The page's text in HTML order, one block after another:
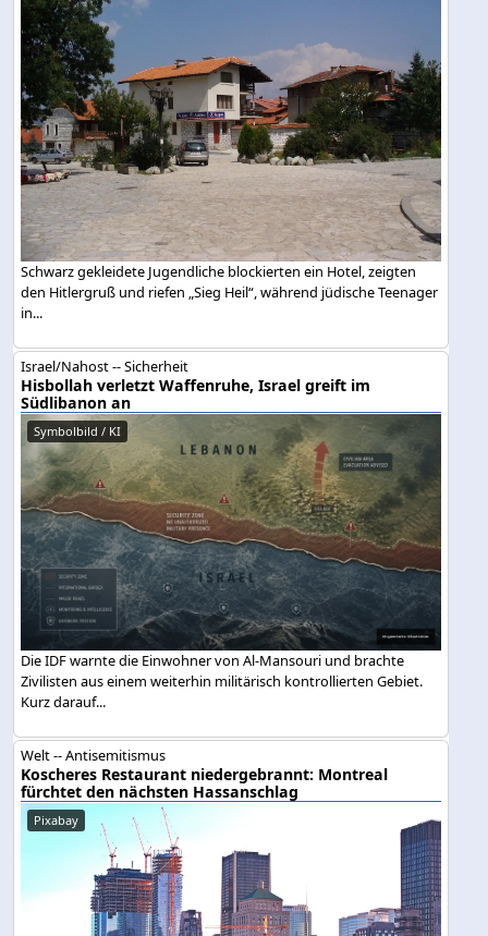
Schwarz gekleidete Jugendliche blockierten ein Hotel, zeigten
den Hitlergruß und riefen „Sieg Heil“, während jüdische Teenager
in...
Israel/Nahost -- Sicherheit
Hisbollah verletzt Waffenruhe, Israel greift im
Südlibanon an
Symbolbild / KI
Die IDF warnte die Einwohner von Al-Mansouri und brachte
Zivilisten aus einem weiterhin militärisch kontrollierten Gebiet.
Kurz darauf...
Welt -- Antisemitismus
Koscheres Restaurant niedergebrannt: Montreal
fürchtet den nächsten Hassanschlag
Pixabay